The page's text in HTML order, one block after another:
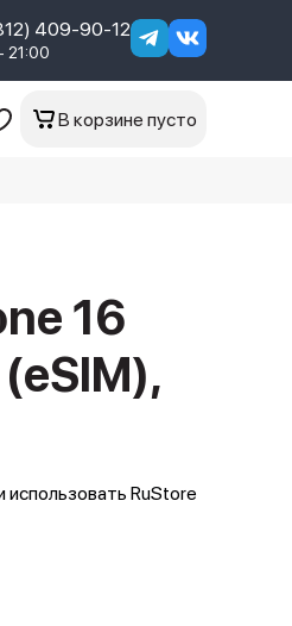
409-90-12
21:00
В корзине пусто
16
RuStore